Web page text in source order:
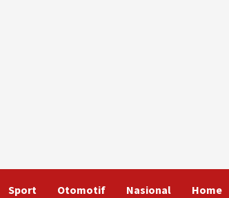
Sport Otomotif Nasional Home